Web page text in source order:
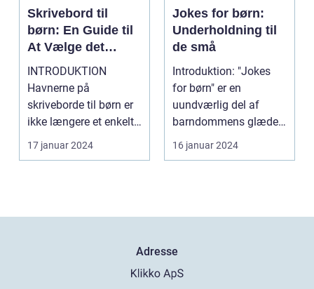
Skrivebord til
børn: En Guide til
At Vælge det
Perfekte
Skrivebord
INTRODUKTION
Havnerne på
skriveborde til børn er
ikke længere et enkelt
møbel, der bare får
plads t...
17 januar 2024
Jokes for børn:
Underholdning til
de små
Introduktion: "Jokes
for børn" er en
uundværlig del af
barndommens glæder.
Disse enkle og sjove
vitt...
16 januar 2024
Adresse